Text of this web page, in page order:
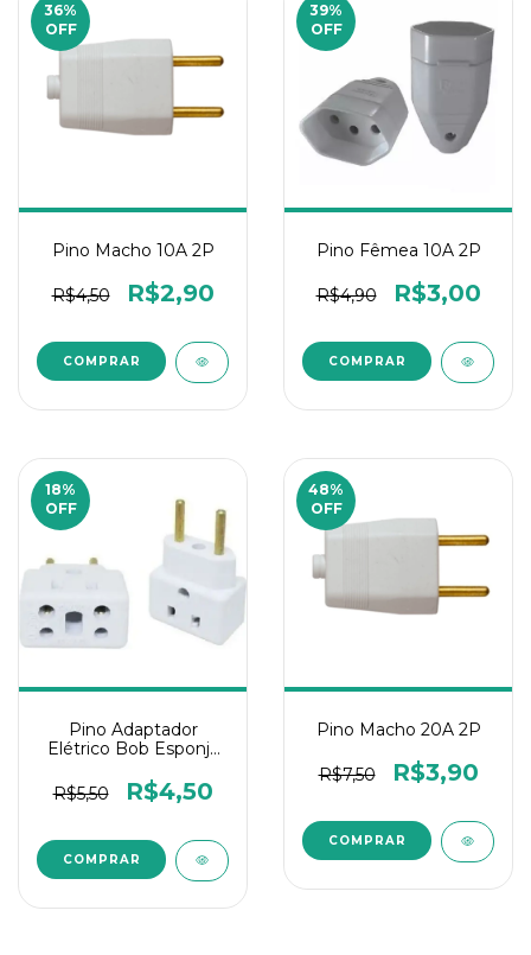
36%
OFF
Pino Macho 10A 2P
R$4,50 R$2,90
39%
OFF
Pino Fêmea 10A 2P
R$4,90 R$3,00
18%
OFF
Pino Adaptador
Elétrico Bob Esponja
R$5,50
R$4,50
48%
OFF
Pino Macho 20A 2P
R$7,50 R$3,90